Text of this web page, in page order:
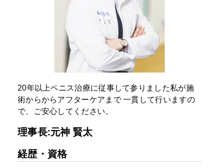
20年以上ペニス治療に従事して参りました私が施
術からからアフターケアまで一貫して行いますの
で、ご安心してください。
理事長:元神 賢太
経歴・資格